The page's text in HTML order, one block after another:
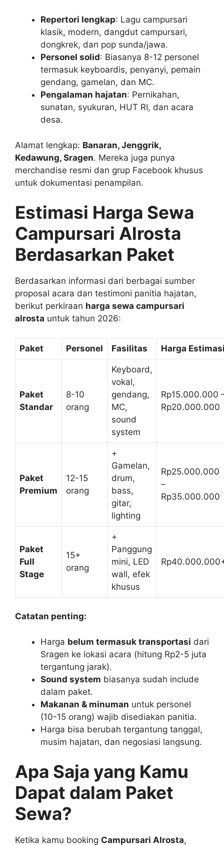
Repertori lengkap: Lagu campursari
klasik, modern, dangdut campursari,
dongkrek, dan pop sunda/jawa.
Personel solid: Biasanya 8-12 personel
termasuk keyboardis, penyanyi, pemain
gendang, gamelan, dan MC.
Pengalaman hajatan: Pernikahan,
sunatan, syukuran, HUT RI, dan acara
desa.
Alamat lengkap: Banaran, Jenggrik,
Kedawung, Sragen. Mereka juga punya
merchandise resmi dan grup Facebook khusus
untuk dokumentasi penampilan.
Estimasi Harga Sewa
Campursari Alrosta
Berdasarkan Paket
Berdasarkan informasi dari berbagai sumber
proposal acara dan testimoni panitia hajatan,
berikut perkiraan harga sewa campursari
alrosta untuk tahun 2026:
Paket Personel Fasilitas Harga
Paket
Standar
8-10
orang
Keyboard,
vokal,
gendang,
MC,
sound
system
Rp15.000.000
Rp20.000.000
Paket
Premium
12-15
orang
+
Gamelan,
drum,
bass,
gitar,
lighting
Rp25.000.000
–
Rp35.000.000
Paket
Full
Stage
15+
orang
+
Panggung
mini, LED
wall, efek
khusus
Catatan penting:
Harga belum termasuk transportasi dari
Sragen ke lokasi acara (hitung Rp2-5 juta
tergantung jarak).
Sound system biasanya sudah include
dalam paket.
Makanan & minuman untuk personel
(10-15 orang) wajib disediakan panitia.
Harga bisa berubah tergantung tanggal,
musim hajatan, dan negosiasi langsung.
Apa Saja yang Kamu
Dapat dalam Paket
Sewa?
Ketika kamu booking Campursari Alrosta,